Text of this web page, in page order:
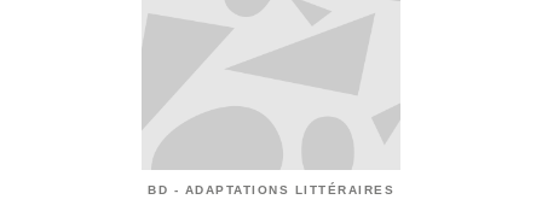
BD - ADAPTATIONS LITTÉRAIRES